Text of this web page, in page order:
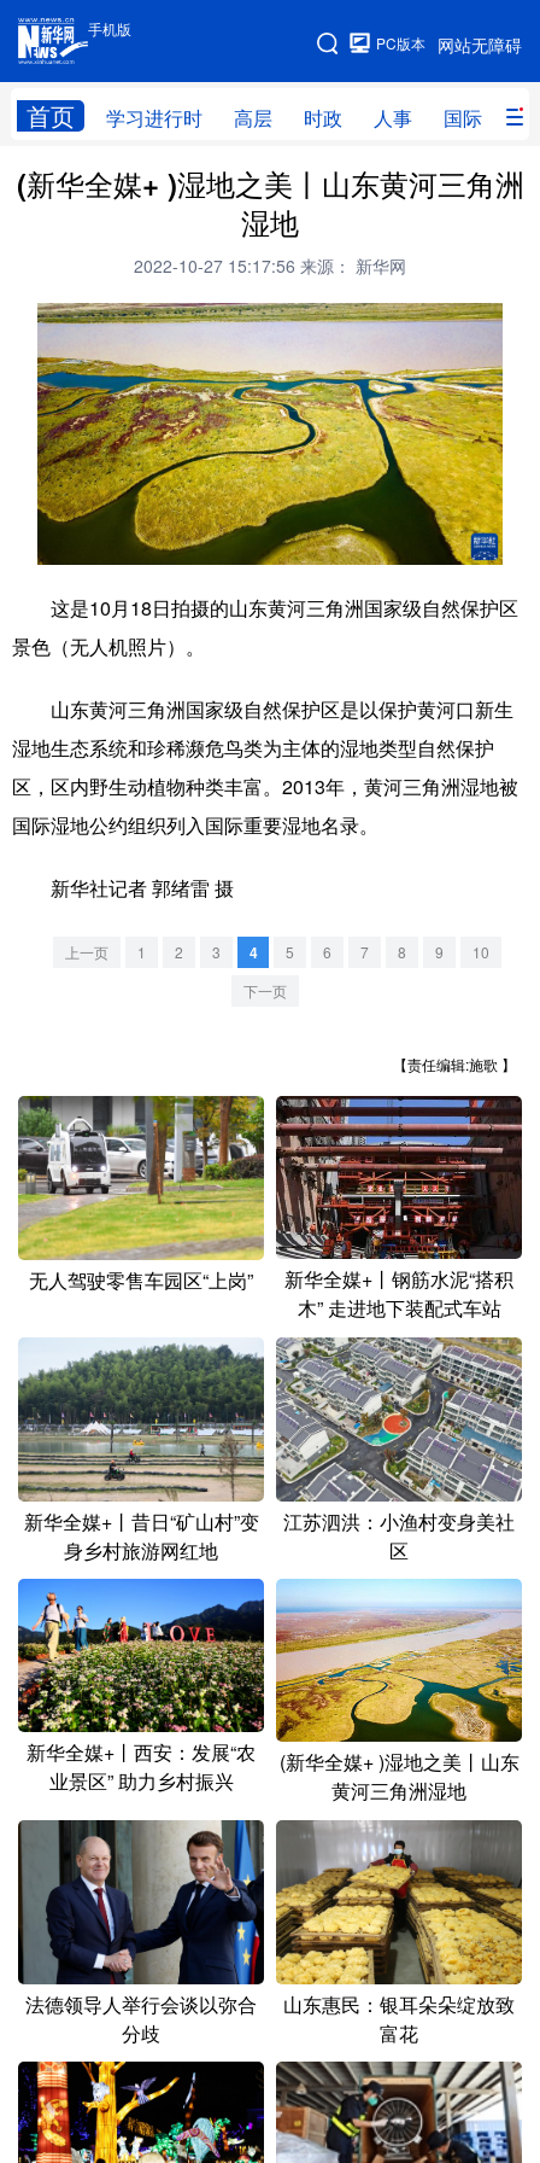
手机版
网站无障碍
PC版本
首页 学习进行时 高层 时政 人事 国际 财
手机版
网站地图
学习进行时 高层 时政 人事
全球连线
文化 书画 健康 军事
访谈 视频 图片 政务
法律 中央文件 金融 汽车
人居 信息化 数字经济
城市
公益 一带一路 亚太网 上市公司
文化产业
地方频道
广东 广西 海南 重庆
四川 贵州 云南 西藏
陕西 甘肃 青海 宁夏
新疆 内蒙古 黑龙江
多语种频道
English Español Français عربى
Русский язык 日本語 한국어
Deutsch Português
(新华全媒+ )湿地之美丨山东黄河三角洲
湿地
2022-10-27 15:17:56 来源： 新华网
这是10月18日拍摄的山东黄河三角洲国家级自然保护区
景色（无人机照片）。
山东黄河三角洲国家级自然保护区是以保护黄河口新生
湿地生态系统和珍稀濒危鸟类为主体的湿地类型自然保护
区，区内野生动植物种类丰富。2013年，黄河三角洲湿地被
国际湿地公约组织列入国际重要湿地名录。
新华社记者 郭绪雷 摄
上一页 1 2 3 4 5 6 7 8 9
10
下一页
【责任编辑:施歌 】
无人驾驶零售车园区“上岗”
新华全媒+丨钢筋水泥“搭积
木” 走进地下装配式车站
新华全媒+丨昔日“矿山村”变
身乡村旅游网红地
江苏泗洪：小渔村变身美社
区
新华全媒+丨西安：发展“农
业景区” 助力乡村振兴
(新华全媒+ )湿地之美丨山东
黄河三角洲湿地
法德领导人举行会谈以弥合
分歧
山东惠民：银耳朵朵绽放致
富花